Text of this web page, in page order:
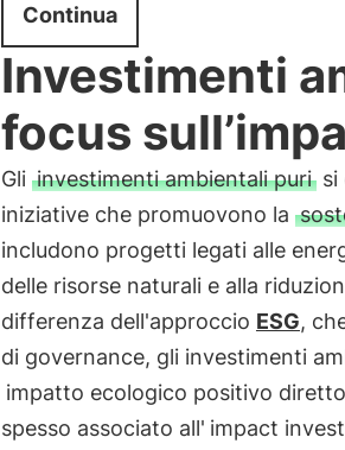
Continua
Investimenti
focus
Gli investimenti ambientali purisi
iniziative che promuovono la
includono progetti legati alle
delle risorse naturali e alla
differenza dell'approccio ESG,
di governance, gli investimenti
impatto ecologico positivo diretto
spesso associato all' impact